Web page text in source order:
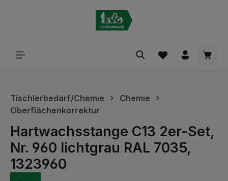
Tischlerbedarf/Chemie
Chemie
Oberflächenkorrektur
Hartwachsstange C13 2er-Set,
Nr. 960 lichtgrau RAL 7035,
1323960